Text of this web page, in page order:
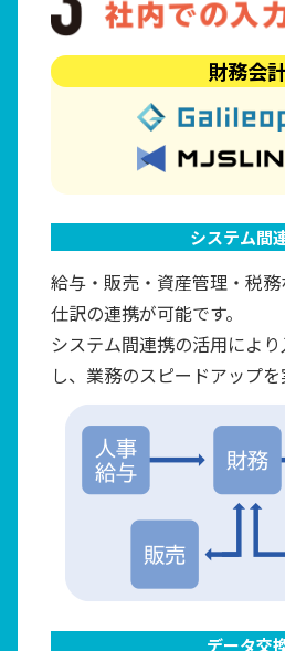
財務会
システム間
給与・販売・資産管理・税
仕訳の連携が可能です。
システム間連携の活用によ
し、業務のスピードアップを
データ交